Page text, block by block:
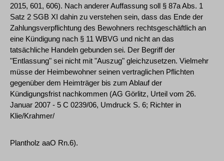
2015, 601, 606). Nach anderer Auffassung soll § 87a Abs. 1
Satz 2 SGB XI dahin zu verstehen sein, dass das Ende der
Zahlungsverpflichtung des Bewohners rechtsgeschäftlich an
eine Kündigung nach § 11 WBVG und nicht an das
tatsächliche Handeln gebunden sei. Der Begriff der
"Entlassung" sei nicht mit "Auszug" gleichzusetzen. Vielmehr
müsse der Heimbewohner seinen vertraglichen Pflichten
gegenüber dem Heimträger bis zum Ablauf der
Kündigungsfrist nachkommen (AG Görlitz, Urteil vom 26.
Januar 2007 - 5 C 0239/06, Umdruck S. 6; Richter in
Klie/Krahmer/
Plantholz aaO Rn.6).